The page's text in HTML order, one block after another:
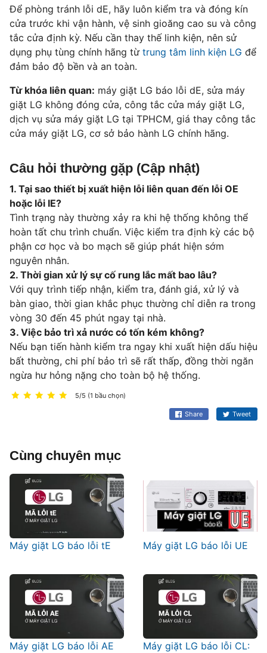
Để phòng tránh lỗi dE, hãy luôn kiểm tra và đóng kín
cửa trước khi vận hành, vệ sinh gioăng cao su và công
tắc cửa định kỳ. Nếu cần thay thế linh kiện, nên sử
dụng phụ tùng chính hãng từ trung tâm linh kiện LG để
đảm bảo độ bền và an toàn.
Từ khóa liên quan: máy giặt LG báo lỗi dE, sửa máy
giặt LG không đóng cửa, công tắc cửa máy giặt LG,
dịch vụ sửa máy giặt LG tại TPHCM, giá thay công tắc
cửa máy giặt LG, cơ sở bảo hành LG chính hãng.
Câu hỏi thường gặp (Cập nhật)
1. Tại sao thiết bị xuất hiện lỗi liên quan đến lỗi OE
hoặc lỗi IE?
Tình trạng này thường xảy ra khi hệ thống không thể
hoàn tất chu trình chuẩn. Việc kiểm tra định kỳ các bộ
phận cơ học và bo mạch sẽ giúp phát hiện sớm
nguyên nhân.
2. Thời gian xử lý sự cố rung lắc mất bao lâu?
Với quy trình tiếp nhận, kiểm tra, đánh giá, xử lý và
bàn giao, thời gian khắc phục thường chỉ diễn ra trong
vòng 30 đến 45 phút ngay tại nhà.
3. Việc bảo trì xả nước có tốn kém không?
Nếu bạn tiến hành kiểm tra ngay khi xuất hiện dấu hiệu
bất thường, chi phí bảo trì sẽ rất thấp, đồng thời ngăn
ngừa hư hỏng nặng cho toàn bộ hệ thống.
5/5 (1 bầu chọn)
Share Tweet
Cùng chuyên mục
Máy giặt LG báo lỗi tE Máy giặt LG báo lỗi UE
Máy giặt LG báo lỗi AE
Máy giặt LG báo lỗi CL: